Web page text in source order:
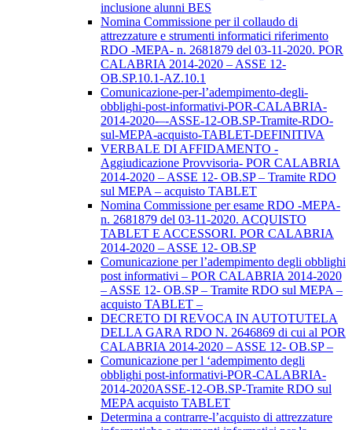
inclusione alunni BES
Nomina Commissione per il collaudo di
attrezzature e strumenti informatici riferimento
RDO -MEPA- n. 2681879 del 03-11-2020. POR
CALABRIA 2014-2020 – ASSE 12-
OB.SP.10.1-AZ.10.1
Comunicazione-per-l’adempimento-degli-
obblighi-post-informativi-POR-CALABRIA-
2014-2020-–-ASSE-12-OB.SP-Tramite-RDO-
sul-MEPA-acquisto-TABLET-DEFINITIVA
VERBALE DI AFFIDAMENTO -
Aggiudicazione Provvisoria- POR CALABRIA
2014-2020 – ASSE 12- OB.SP – Tramite RDO
sul MEPA – acquisto TABLET
Nomina Commissione per esame RDO -MEPA-
n. 2681879 del 03-11-2020. ACQUISTO
TABLET E ACCESSORI. POR CALABRIA
2014-2020 – ASSE 12- OB.SP
Comunicazione per l’adempimento degli obblighi
post informativi – POR CALABRIA 2014-2020
– ASSE 12- OB.SP – Tramite RDO sul MEPA –
acquisto TABLET –
DECRETO DI REVOCA IN AUTOTUTELA
DELLA GARA RDO N. 2646869 di cui al POR
CALABRIA 2014-2020 – ASSE 12- OB.SP –
Comunicazione per l ‘adempimento degli
obblighi post-informativi-POR-CALABRIA-
2014-2020ASSE-12-OB.SP-Tramite RDO sul
MEPA acquisto TABLET
Determina a contrarre-l’acquisto di attrezzature